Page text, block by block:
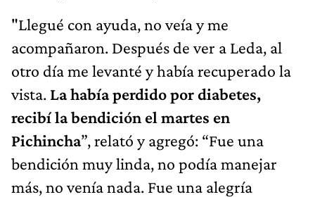
"Llegué con ayuda, no veía y me
acompañaron. Después de ver a Leda, al
otro día me levanté y había recuperado la
vista. La había perdido por diabetes,
recibí la bendición el martes en
Pichincha”, relató y agregó: “Fue una
bendición muy linda, no podía manejar
más, no venía nada. Fue una alegría